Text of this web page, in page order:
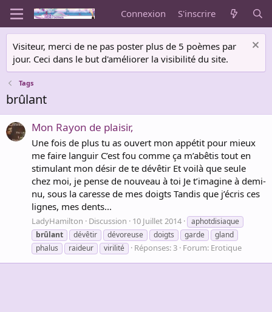
Connexion S'inscrire
Visiteur, merci de ne pas poster plus de 5 poèmes par
jour. Ceci dans le but d'améliorer la visibilité du site.
Tags
brûlant
Mon Rayon de plaisir,
Une fois de plus tu as ouvert mon appétit pour mieux
me faire languir C’est fou comme ça m’abêtis tout en
stimulant mon désir de te dévêtir Et voilà que seule
chez moi, je pense de nouveau à toi Je t’imagine à demi-
nu, sous la caresse de mes doigts Tandis que j’écris ces
lignes, mes dents...
LadyHamilton Discussion 10 Juillet 2014
aphotdisiaque
brûlant
dévêtir dévoreuse doigts garde
gland
phalus
raideur virilité Réponses: 3 Forum: Erotique